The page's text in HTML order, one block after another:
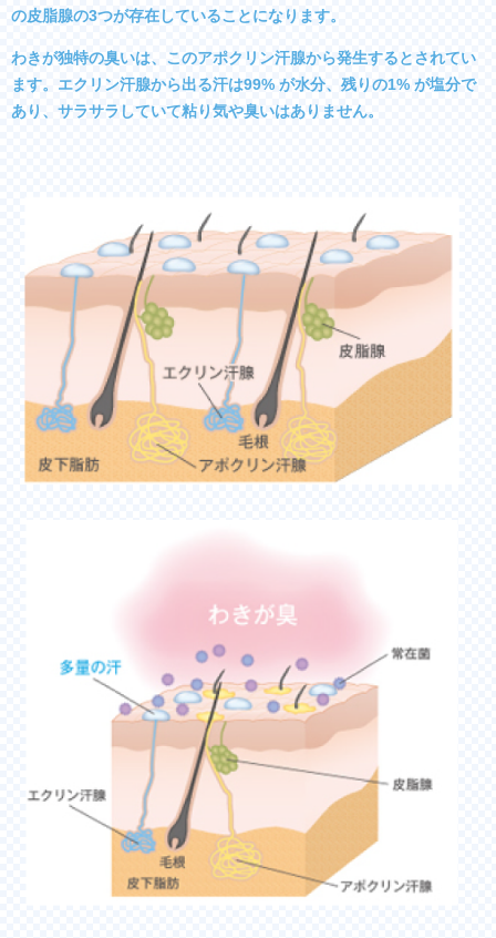
の皮脂腺の3つが存在していることになります。
わきが独特の臭いは、このアポクリン汗腺から発生するとされてい
ます。エクリン汗腺から出る汗は99% が水分、残りの1% が塩分で
あり、サラサラしていて粘り気や臭いはありません。